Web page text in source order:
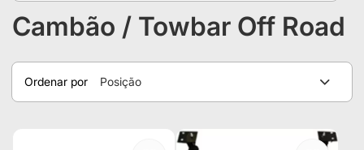
Cambão / Towbar Off Road
Ordenar por Posição